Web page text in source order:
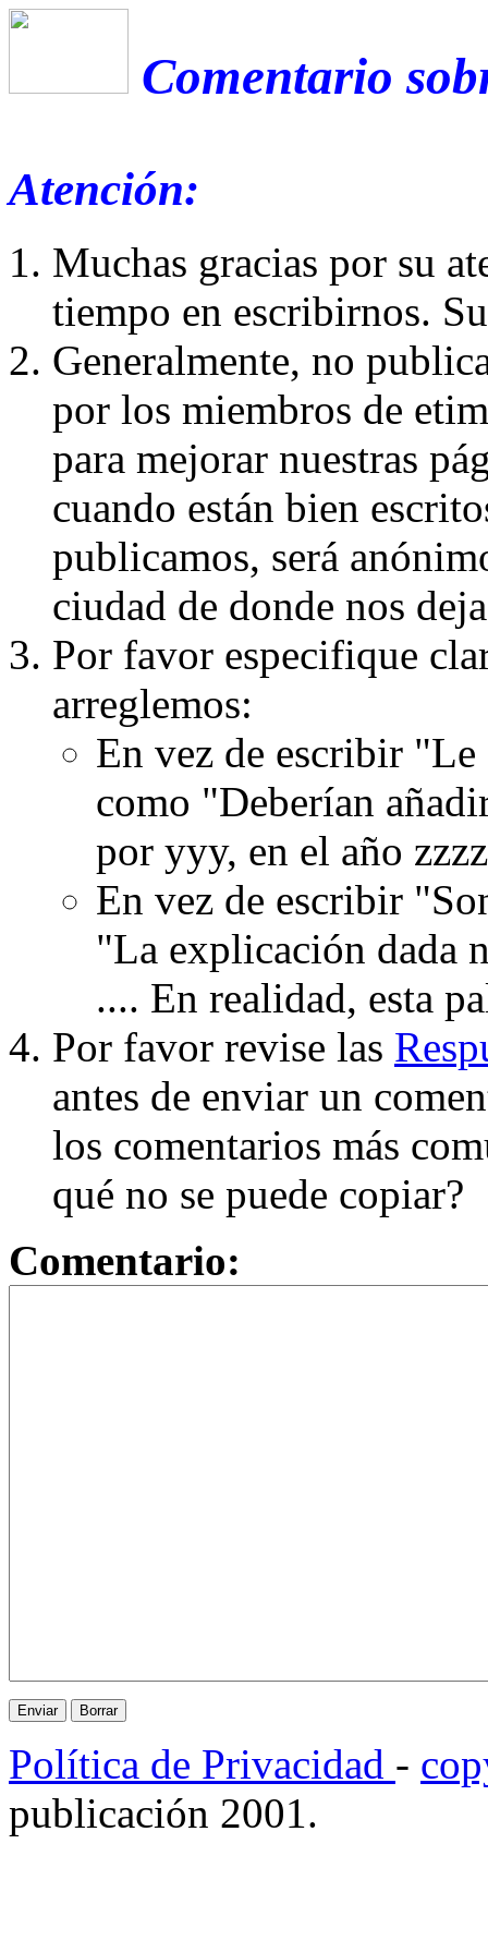
Comentario
Atención:
Muchas gracias por su
tiempo en escribirnos.
Generalmente, no
por los miembros de
para mejorar nuestras
cuando están bien
publicamos, será
ciudad de donde nos
Por favor especifique
arreglemos:
En vez de escribir
como "Deberían
por yyy, en el año
En vez de escribir
"La explicación dada
.... En realidad, esta
Por favor revise las
antes de enviar un
los comentarios más
qué no se puede copiar?
Comentario:
Política de Privacidad -
publicación 2001.